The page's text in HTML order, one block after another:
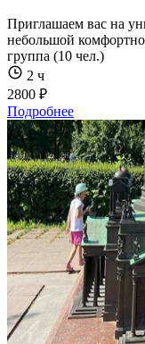
Приглашаем вас на
небольшой
группа (10 чел.)
2 ч
2800 ₽
Подробнее